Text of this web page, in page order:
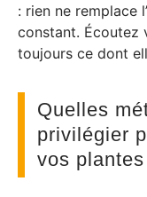
: rien ne remplace
constant. Écoutez
toujours ce dont
Quelles
privilégier
vos